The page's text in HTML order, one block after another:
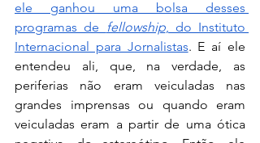
ele ganhou uma bolsa desses
programas de
fellowship, do Instituto
Internacional para Jornalistas. E aí ele
entendeu ali, que, na verdade, as
periferias não eram veiculadas nas
grandes imprensas ou quando eram
veiculadas eram a partir de uma ótica